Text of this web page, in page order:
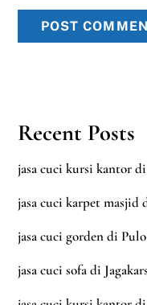
Recent Posts
jasa cuci kursi kantor
jasa cuci karpet masjid
jasa cuci gorden di Pulo
jasa cuci sofa di